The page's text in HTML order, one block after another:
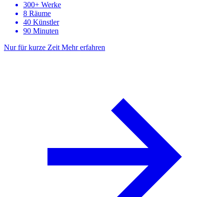
300+ Werke
8 Räume
40 Künstler
90 Minuten
Nur für kurze Zeit Mehr erfahren